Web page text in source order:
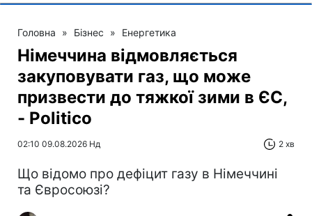
Головна » Бізнес » Енергетика
Німеччина відмовляється
закуповувати газ, що може
призвести до тяжкої зими в ЄС,
- Politico
02:10 09.08.2026 Нд 2 хв
Що відомо про дефіцит газу в Німеччині
та Євросоюзі?